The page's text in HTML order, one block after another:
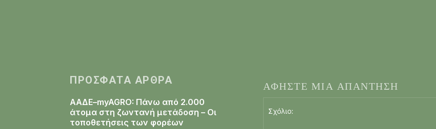
ΠΡΌΣΦΑΤΑ ΆΡΘΡΑ
ΑΑΔΕ–myAGRO: Πάνω από 2.000
άτομα στη ζωντανή μετάδοση – Οι
τοποθετήσεις των φορέων
ΑΦΗΣΤΕ ΜΙΑ ΑΠΑΝΤΗΣΗ